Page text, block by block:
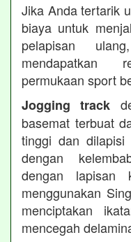
Jika Anda tertarik
biaya untuk
pelapisan
mendapatkan
permukaan sport
Jogging track
basemat terbuat
tinggi dan dilapisi
dengan
dengan lapisan
menggunakan
menciptakan
mencegah